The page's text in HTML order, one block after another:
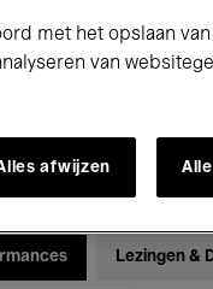
Lezingen &
met het opslaan
van
afwijzen